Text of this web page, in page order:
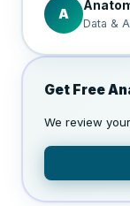
A
Data &
Get Free
We review